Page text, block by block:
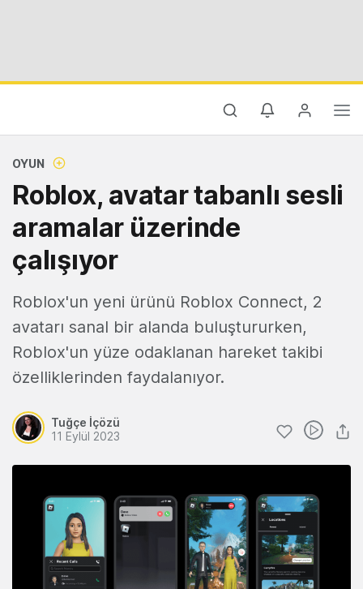
OYUN
Roblox, avatar tabanlı sesli
aramalar üzerinde
çalışıyor
Roblox'un yeni ürünü Roblox Connect, 2
avatarı sanal bir alanda buluştururken,
Roblox'un yüze odaklanan hareket takibi
özelliklerinden faydalanıyor.
Tuğçe İçözü
11 Eylül 2023